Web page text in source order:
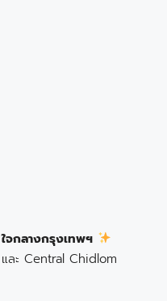
จกลางกรุงเทพฯ
ละ Central Chidlom